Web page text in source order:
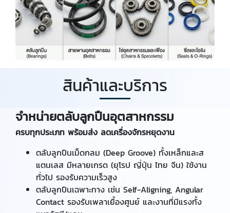
สินค้าและบริการ
จำหน่ายตลับลูกปืนอุตสาหกรรม
ครบทุกประเภท พร้อมส่ง ลดเครื่องจักรหยุดงาน
ตลับลูกปืนเม็ดกลม (Deep Groove) ทั้งเหล็กและส
แตนเลส มีหลายเกรด (ยุโรป ญี่ปุ่น ไทย จีน) ใช้งาน
ทั่วไป รองรับความเร็วสูง
ตลับลูกปืนเฉพาะทาง เช่น Self-Aligning, Angular
Contact รองรับเพลาเยื้องศูนย์ และงานที่มีแรงทั้ง